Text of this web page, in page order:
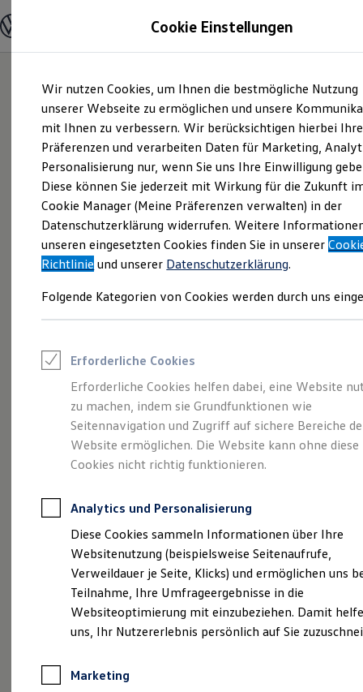
Hauptinhalt
springen
Footer
springen
Modelle und Konfigurator
Modelle vergleichen
Elektroautos
ENERGY Sondermodelle
Nutzfahrzeuge
SUV und CUV
Familienautos
Kombis
Kompaktwagen
Sportwagen
Schnell verfügbare Fahrzeuge
Angebote und Produkte
Aktuelle Angebote
E-Auto-Förderung
Volkswagen Marktplatz
Junge Gebrauchtwagen und Gebrauchtwagen
Saisonangebote
Leasing
Leasing-Angebote
Gebrauchtwagen Leasing
Junge Gebrauchtwagen-Leasing
Elektroauto Leasing
Kleinwagen-Leasing
Leasing ohne Anzahlung
Autokredit mit Schlussrate
Versicherungen und Garantien
Kfz-Versicherung
Restschuldversicherungen
Garantien
Wartungsverträge
Geschäftskunden
Professional Class bei Volkswagen
Großkunden
Behörden
Anpfiff zum Gewinn
Größer. Entspannter.
Reichweiter. Der ID.7.
Cookie Einstellungen
Wir nutzen Cookies, um Ihnen die bestmögliche Nutzung
unserer Webseite zu ermöglichen und unsere
mit Ihnen zu verbessern. Wir berücksichtigen hierbei Ihre
Präferenzen und verarbeiten Daten für Marketing,
Personalisierung nur, wenn Sie uns Ihre Einwilligung
Diese können Sie jederzeit mit Wirkung für die Zukunft
Cookie Manager (Meine Präferenzen verwalten) in der
Datenschutzerklärung widerrufen. Weitere
unseren eingesetzten Cookies finden Sie in unserer
Richtlinie und unserer Datenschutzerklärung.
Folgende Kategorien von Cookies werden durch uns
Erforderliche Cookies
Erforderliche Cookies helfen dabei, eine Website
zu machen, indem sie Grundfunktionen wie
Seitennavigation und Zugriff auf sichere Bereiche
Website ermöglichen. Die Website kann ohne diese
Cookies nicht richtig funktionieren.
Analytics und Personalisierung
Diese Cookies sammeln Informationen über Ihre
Websitenutzung (beispielsweise Seitenaufrufe,
Verweildauer je Seite, Klicks) und ermöglichen uns
Teilnahme, Ihre Umfrageergebnisse in die
Websiteoptimierung mit einzubeziehen. Damit
uns, Ihr Nutzererlebnis persönlich auf Sie
Marketing